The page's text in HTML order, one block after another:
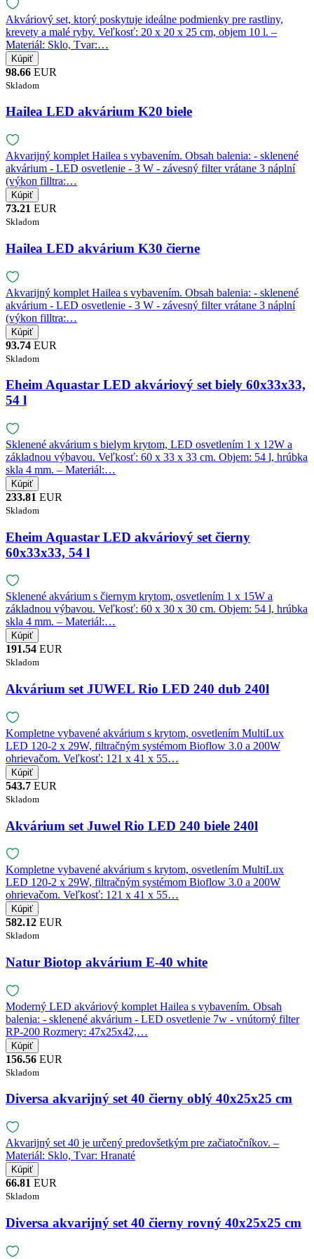
Akváriový set, ktorý poskytuje ideálne podmienky pre rastliny,
krevety a malé ryby. Veľkosť: 20 x 20 x 25 cm, objem 10 l. –
Materiál: Sklo, Tvar:…
98.66 EUR
Skladom
Hailea LED akvárium K20 biele
Akvarijný komplet Hailea s vybavením. Obsah balenia: - sklenené
akvárium - LED osvetlenie - 3 W - závesný filter vrátane 3 náplní
(výkon filltra:…
73.21 EUR
Skladom
Hailea LED akvárium K30 čierne
Akvarijný komplet Hailea s vybavením. Obsah balenia: - sklenené
akvárium - LED osvetlenie - 3 W - závesný filter vrátane 3 náplní
(výkon filltra:…
93.74 EUR
Skladom
Eheim Aquastar LED akváriový set biely 60x33x33,
54 l
Sklenené akvárium s bielym krytom, LED osvetlením 1 x 12W a
základnou výbavou. Veľkosť: 60 x 33 x 33 cm. Objem: 54 l, hrúbka
skla 4 mm. – Materiál:…
233.81 EUR
Skladom
Eheim Aquastar LED akváriový set čierny
60x33x33, 54 l
Sklenené akvárium s čiernym krytom, osvetlením 1 x 15W a
základnou výbavou. Veľkosť: 60 x 30 x 30 cm. Objem: 54 l, hrúbka
skla 4 mm. – Materiál:…
191.54 EUR
Skladom
Akvárium set JUWEL Rio LED 240 dub 240l
Kompletne vybavené akvárium s krytom, osvetlením MultiLux
LED 120-2 x 29W, filtračným systémom Bioflow 3.0 a 200W
ohrievačom. Veľkosť: 121 x 41 x 55…
543.7 EUR
Skladom
Akvárium set Juwel Rio LED 240 biele 240l
Kompletne vybavené akvárium s krytom, osvetlením MultiLux
LED 120-2 x 29W, filtračným systémom Bioflow 3.0 a 200W
ohrievačom. Veľkosť: 121 x 41 x 55…
582.12 EUR
Skladom
Natur Biotop akvárium E-40 white
Moderný LED akváriový komplet Hailea s vybavením. Obsah
balenia: - sklenené akvárium - LED osvetlenie 7w - vnútorný filter
RP-200 Rozmery: 47x25x42,…
156.56 EUR
Skladom
Diversa akvarijný set 40 čierny oblý 40x25x25 cm
Akvarijný set 40 je určený predovšetkým pre začiatočníkov. –
Materiál: Sklo, Tvar: Hranaté
66.81 EUR
Skladom
Diversa akvarijný set 40 čierny rovný 40x25x25 cm